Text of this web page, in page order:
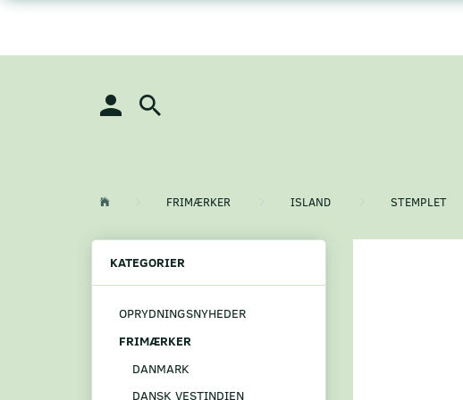
FRIMÆRKER ISLAND STEMPLET
KATEGORIER
OPRYDNINGSNYHEDER
FRIMÆRKER
DANMARK
DANSK VESTINDIEN